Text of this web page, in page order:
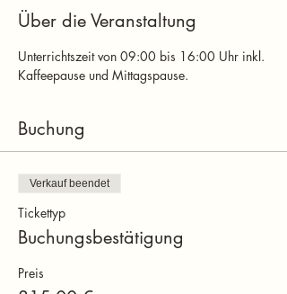
Über die Veranstaltung
Unterrichtszeit von 09:00 bis 16:00 Uhr inkl.
Kaffeepause und Mittagspause.
Buchung
Verkauf beendet
Tickettyp
Buchungsbestätigung
Preis